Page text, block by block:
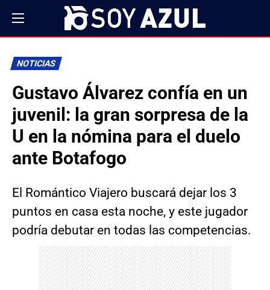
NOTICIAS
Gustavo Álvarez confía en un
juvenil: la gran sorpresa de la
U en la nómina para el duelo
ante Botafogo
El Romántico Viajero buscará dejar los 3
puntos en casa esta noche, y este jugador
podría debutar en todas las competencias.